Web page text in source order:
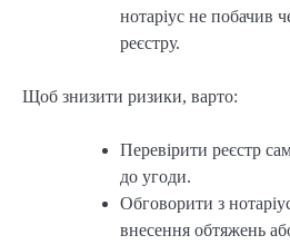
нотаріус не побачив
реєстру.
Щоб знизити ризики, варто:
Перевірити реєстр
до угоди.
Обговорити з
внесення обтяжень